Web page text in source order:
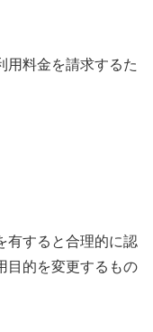
用料金を請求するた
有すると合理的に認
目的を変更するもの